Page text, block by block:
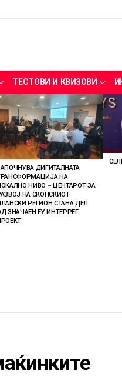
ТЕСТОВИ И КВИЗОВИ
ДИГИТАЛНАТА
ТРАНСФОРМАЦИЈА НА
НИВО – ЦЕНТАРОТ ЗА
НА СКОПСКИОТ
ПЛАНСКИ РЕГИОН СТАНА ДЕЛ
ЗНАЧАЕН ЕУ ИНТЕРРЕГ
ПРОЕКТ